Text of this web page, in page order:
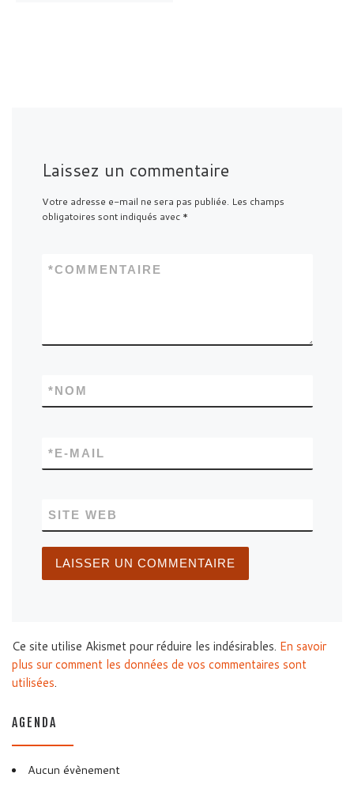
Laissez un commentaire
Votre adresse e-mail ne sera pas publiée. Les champs
obligatoires sont indiqués avec *
COMMENTAIRE
*
NOM
*
E-MAIL
*
SITE WEB
Ce site utilise Akismet pour réduire les indésirables. En savoir
plus sur comment les données de vos commentaires sont
utilisées.
AGENDA
Aucun évènement